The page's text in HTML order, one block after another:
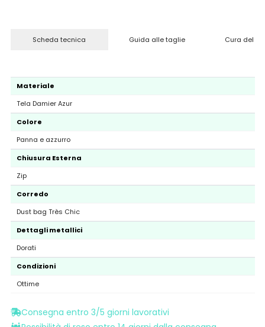
Scheda tecnica Guida alle taglie Cura del
Materiale
Tela Damier Azur
Colore
Panna e azzurro
Chiusura Esterna
Zip
Corredo
Dust bag Très Chic
Dettagli metallici
Dorati
Condizioni
Ottime
Consegna entro 3/5 giorni lavorativi